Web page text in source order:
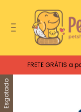
FRETE GRÁTIS a
Esgotado